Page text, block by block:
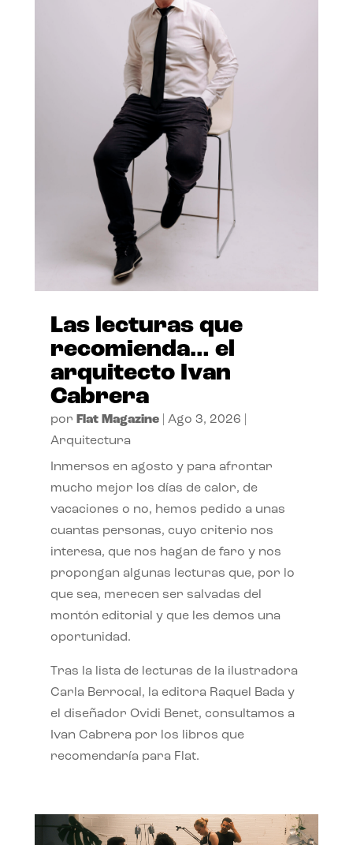
Las lecturas que
recomienda… el
arquitecto Ivan
Cabrera
por Flat Magazine| Ago 3, 2026
Arquitectura
Inmersos en agosto y para afrontar
mucho mejor los días de calor, de
vacaciones o no, hemos pedido a unas
cuantas personas, cuyo criterio nos
interesa, que nos hagan de faro y nos
propongan algunas lecturas que, por lo
que sea, merecen ser salvadas del
montón editorial y que les demos una
oportunidad.
Tras la lista de lecturas de la ilustradora
Carla Berrocal, la editora Raquel Bada y
el diseñador Ovidi Benet, consultamos a
Ivan Cabrera por los libros que
recomendaría para Flat.